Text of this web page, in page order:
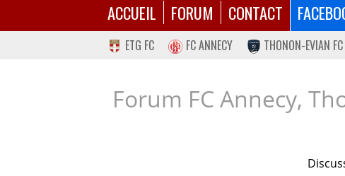
ACCUEIL FORUM CONTACT
ETG FC FC ANNECY THONON-EVIAN FC
Forum FC Annecy,